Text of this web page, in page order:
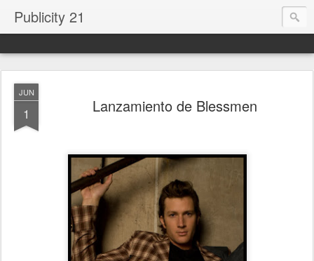
Publicity 21
JUN
1 Lanzamiento de Blessmen